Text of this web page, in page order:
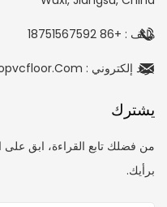
هاتف : +86 18751567592
بريد إلكتروني : Mara@topvcfloor.com
يشترك
من فضلك تابع القراءة، ابق
برأيك.